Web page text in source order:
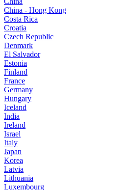
China - Hong Kong
Costa Rica
Croatia
Czech Republic
Denmark
El Salvador
Estonia
Finland
France
Germany
Hungary
Iceland
India
Ireland
Israel
Italy
Japan
Korea
Latvia
Lithuania
Luxembourg